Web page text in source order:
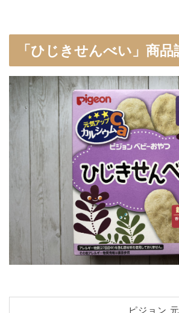
「 ひじきせんべい 」商品
ピジョン